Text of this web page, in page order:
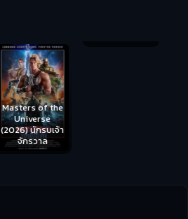
Masters of the
Universe
(2026) นักรบเจ้า
จักรวาล